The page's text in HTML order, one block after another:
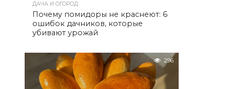
ДАЧА И ОГОРОД
Почему помидоры не краснеют: 6
ошибок дачников, которые
убивают урожай
296